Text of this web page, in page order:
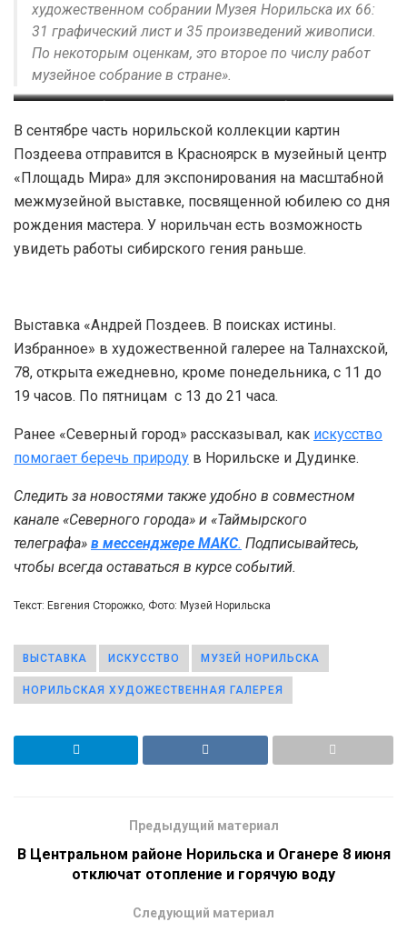
художественном собрании Музея Норильска их 66:
31 графический лист и 35 произведений живописи.
По некоторым оценкам, это второе по числу работ
музейное собрание в стране».
Интерьер с обнаженной. 1978
год. Копия
Четыре яблока. 1982 год.
Холст, масло. 100х110. Из
художественного собрания
Музея Норильска
Театральные люди. 1982 год. Холст, масло. 100х110. Из
художественного собрания Музея Норильска
В сентябре часть норильской коллекции картин
Поздеева отправится в Красноярск в музейный центр
«Площадь Мира» для экспонирования на масштабной
межмузейной выставке, посвященной юбилею со дня
рождения мастера. У норильчан есть возможность
увидеть работы сибирского гения раньше.
Выставка «Андрей Поздеев. В поисках истины.
Избранное» в художественной галерее на Талнахской,
78, открыта ежедневно, кроме понедельника, с 11 до
19 часов. По пятницам с 13 до 21 часа.
Ранее «Северный город» рассказывал, как искусство
помогает беречь природу в Норильске и Дудинке.
Следить за новостями также удобно в совместном
канале «Северного города» и «Таймырского
телеграфа» в мессенджере MAКС. Подписывайтесь,
чтобы всегда оставаться в курсе событий.
Текст: Евгения Сторожко, Фото: Музей Норильска
ВЫСТАВКА ИСКУССТВО МУЗЕЙ НОРИЛЬСКА
НОРИЛЬСКАЯ ХУДОЖЕСТВЕННАЯ ГАЛЕРЕЯ
Предыдущий материал
В Центральном районе Норильска и Оганере 8 июня
отключат отопление и горячую воду
Следующий материал